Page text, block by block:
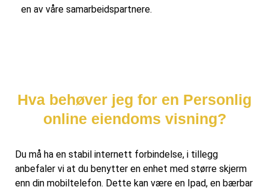
en av våre samarbeidspartnere.
Hva behøver jeg for en Personlig
online eiendoms visning?
Du må ha en stabil internett forbindelse, i tillegg
anbefaler vi at du benytter en enhet med større skjerm
enn din mobiltelefon. Dette kan være en Ipad, en bærbar